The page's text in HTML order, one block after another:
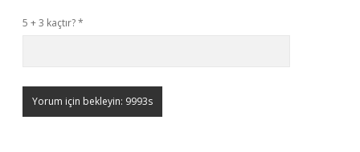
5 + 3 kaçtır?*